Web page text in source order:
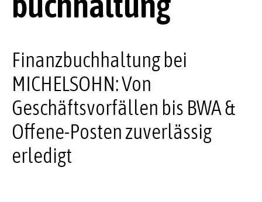
Finanzbuchhaltung bei
MICHELSOHN: Von
Geschäftsvorfällen bis BWA &
Offene-Posten zuverlässig
erledigt